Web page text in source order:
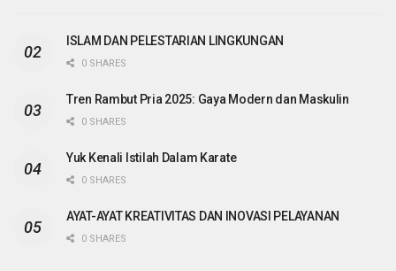
ISLAM DAN PELESTARIAN LINGKUNGAN
0 SHARES
Tren Rambut Pria 2025: Gaya Modern dan Maskulin
0 SHARES
Yuk Kenali Istilah Dalam Karate
0 SHARES
AYAT-AYAT KREATIVITAS DAN INOVASI PELAYANAN
0 SHARES